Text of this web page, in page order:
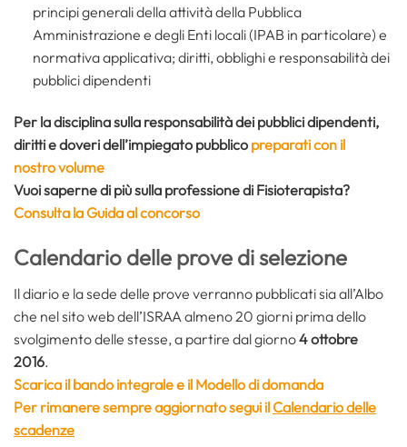
principi generali della attività della Pubblica
Amministrazione e degli Enti locali (IPAB in particolare) e
normativa applicativa; diritti, obblighi e responsabilità dei
pubblici dipendenti
Per la disciplina sulla responsabilità dei pubblici dipendenti,
diritti e doveri dell’impiegato pubblico preparati con il
nostro volume
Vuoi saperne di più sulla professione di Fisioterapista?
Consulta la Guida al concorso
Calendario delle prove di selezione
Il diario e la sede delle prove verranno pubblicati sia all’Albo
che nel sito web dell’ISRAA almeno 20 giorni prima dello
svolgimento delle stesse, a partire dal giorno4 ottobre
2016.
Scarica il bando integrale e il Modello di domanda
Per rimanere sempre aggiornato segui ilCalendario delle
scadenze